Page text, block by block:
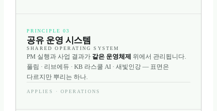
PRINCIPLE 03
공유 운영 시스템
SHARED OPERATING SYSTEM
PM 실행과 사업 결과가 같은 운영체제 위에서 관리됩니다.
풀림 · 리브에듀 · KB 라스쿨 AI · 새빛인강 — 표면은
다르지만 뿌리는 하나.
APPLIES · OPERATIONS